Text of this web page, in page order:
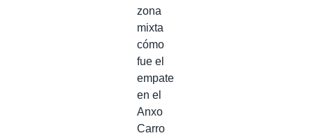
zona
mixta
cómo
fue el
empate
en el
Anxo
Carro